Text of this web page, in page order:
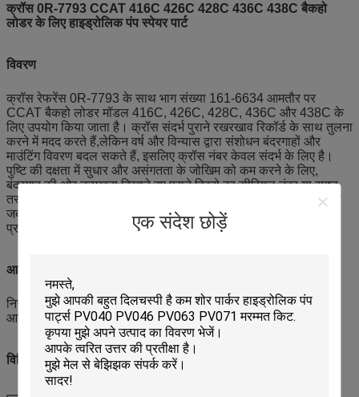
एक संदेश छोड़ें
क्रॉस 0R-7793 CCAT 416C 426C 428C 436C 438C बैकहो
लोडर के लिए हाइड्रोलिक पंप स्पेयर पार्ट
विवरण
क्रॉस रेफरेंस 0R-7793 के साथ भाग संख्या 161-6634 आमतौर पर
CCAT बैकहो लोडर मॉडल 416C, 426C, 428C, 436C और 438C के
लिए उपयोग किया जाता है। क्रॉस संदर्भ पुराने रखरखाव रिकॉर्ड के साथ तुलना
करने में मदद करते हैं,लेकिन वर्ष और विन्यास द्वारा संशोधन बंदरगाहों और
माउंटिंग विवरण बदल सकते हैं, इसलिए क्रॉस नंबर केवल संदर्भ के लिए है।
पुष्टि की दक्षता में सुधार और असंगतता के जोखिम को कम करने के लिए,
बंदरगाह की ओर उन्मुखता दिखाते हुए पुराने हिस्से का सीरियल नंबर या स्पष्ट
तस्वीरें प्रदान करें,माउंटिंग पैटर्न, और कुल आयामों, साथ ही नाम प्लेट विवरण
जब उपलब्ध हो। बेड़े और कार्यशालाएं भाग संख्या, मॉडल,बार-बार जांच और
प्रतीक्षा समय को कम करने के लिए सीरियल रेंज.
आवेदन
निरंतर कार्यस्थल और किराये के कार्यों में बैकहो लोडरों के लिए रखरखाव,
आपातकालीन मरम्मत, निवारक प्रतिस्थापन और स्पेयर स्टॉकिंग।
विनिर्देश